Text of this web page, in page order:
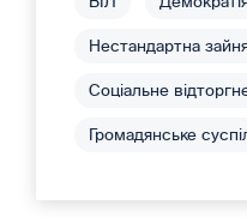
Нестандартна
Соціальне
Громадянське